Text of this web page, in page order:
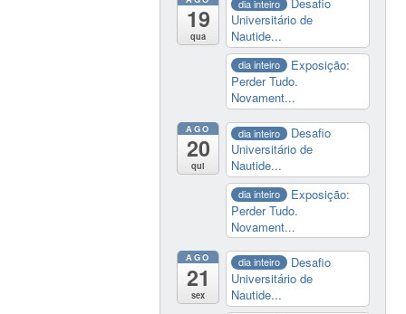
19
qua
dia inteiro
Universitário de
Nautide...
dia inteiro
Exposição:
Perder Tudo.
Novament...
AGO
20
qui
dia inteiro
Desafio
Universitário de
Nautide...
dia inteiro
Exposição:
Perder Tudo.
Novament...
AGO
21
sex
dia inteiro
Desafio
Universitário de
Nautide...